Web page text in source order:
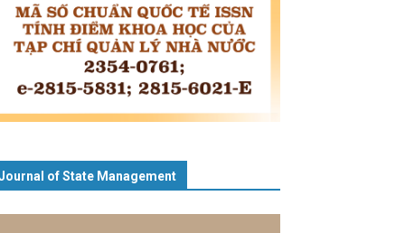
of State Management